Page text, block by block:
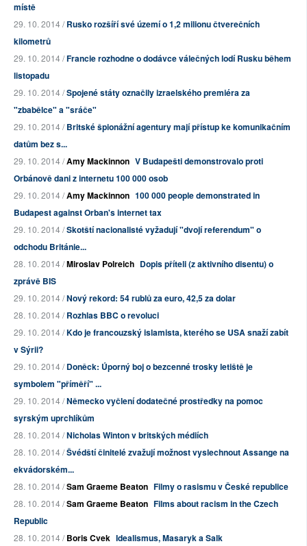
místě
29. 10. 2014 /Rusko rozšíří své území o 1,2 milionu čtverečních
kilometrů
29. 10. 2014 /Francie rozhodne o dodávce válečných lodí Rusku během
listopadu
29. 10. 2014 /Spojené státy označily izraelského premiéra za
"zbabělce" a "sráče"
29. 10. 2014 /Britské špionážní agentury mají přístup ke komunikačním
datům bez s...
29. 10. 2014 /Amy Mackinnon V Budapešti demonstrovalo proti
Orbánově dani z internetu 100 000 osob
29. 10. 2014 /Amy Mackinnon 100 000 people demonstrated in
Budapest against Orban's internet tax
29. 10. 2014 /Skotští nacionalisté vyžadují "dvojí referendum" o
odchodu Británie...
28. 10. 2014 /Miroslav Polreich Dopis příteli (z aktivního disentu) o
zprávě BIS
29. 10. 2014 /Nový rekord: 54 rublů za euro, 42,5 za dolar
28. 10. 2014 /Rozhlas BBC o revoluci
29. 10. 2014 /Kdo je francouzský islamista, kterého se USA snaží zabít
v Sýrii?
29. 10. 2014 /Doněck: Úporný boj o bezcenné trosky letiště je
symbolem "příměří" ...
29. 10. 2014 /Německo vyčlení dodatečné prostředky na pomoc
syrským uprchlíkům
28. 10. 2014 /Nicholas Winton v britských médiích
28. 10. 2014 /Švédští činitelé zvažují možnost vyslechnout Assange na
ekvádorském...
28. 10. 2014 /Sam Graeme Beaton Filmy o rasismu v České republice
28. 10. 2014 /Sam Graeme Beaton Films about racism in the Czech
Republic
28. 10. 2014 /Boris Cvek Idealismus, Masaryk a Salk